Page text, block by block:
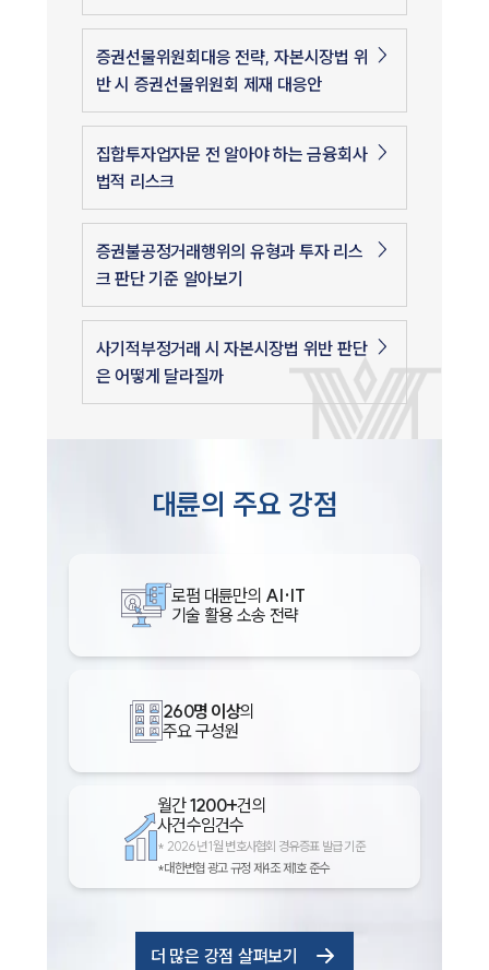
증권선물위원회대응 전략, 자본시장법 위
반 시 증권선물위원회 제재 대응안
집합투자업자문 전 알아야 하는 금융회사
법적 리스크
증권불공정거래행위의 유형과 투자 리스
크 판단 기준 알아보기
사기적부정거래 시 자본시장법 위반 판단
은 어떻게 달라질까
대륜의 주요 강점
로펌 대륜만의 AI·IT
기술 활용 소송 전략
260명 이상의
주요 구성원
월간1200+건의
사건수임건수
* 2026년 1월 변호사협회 경유증표 발급 기준
*대한변협 광고 규정 제4조 제1호 준수
더 많은 강점 살펴보기